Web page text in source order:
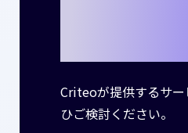
Criteoが提供するサ
ひご検討ください。